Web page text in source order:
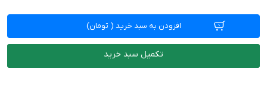
افزودن به سبد خرید ( تومان)
تکمیل سبد خرید